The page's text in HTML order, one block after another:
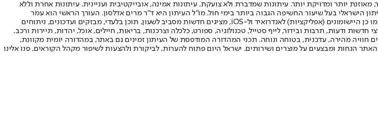
יותר ומדויקת יותר. עיתונות שמדברת ולא צועקת. עיתונות אמינה, אובייקטיבית ועניינית. עיתונות אחרת וללא
פורסמה ב-30 ביולי 2007, וב-2010 הפך "ישראל היום" לעיתון הישראלי בעל שיעור החשיפה הגבוה ביותר בימי חול. מו"ל העיתון היא ד"ר מרים אדלסון. העורך הראשי הוא עמר
לחמנוביץ, והעורך המייסד הוא עמוס רגב. אתרי האינטרנט של "ישראל היום" בעברית ובאנגלית, כמו כן היישומונים (אפליקציות) לאנדרואיד ול-iOS, מציגים חדשות מסביב לשעון, תוכן בלעדי, מבזקים ועדכונים, ניתוחים
ודעות, תרבות ובידור, לייף סטייל, טכנולוגיה, ספורט, כלכלה וצרכנות, בריאות, חיילים, אוכל, יהדות, תיירות ורכב.
חוויה מהירה, עדכנית, בטוחה ונוחה. תכני המהדורה המודפסת של העיתון זמינים גם באתר, במהדורה יומית מקוונת,
הנחות ומבצעים על מוצרים ושירותים. ישראל היום פתוח להערות, לביקורת ולהצעות לשיפור מקהל הקוראים. פנו אלינו